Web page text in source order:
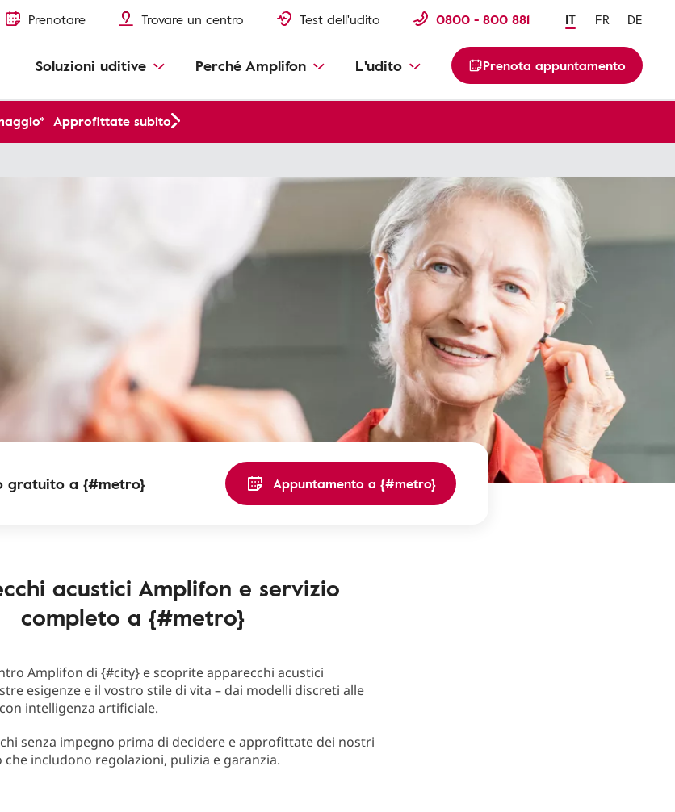
Prenotare Trovare un centro Test dell'udito 0800 - 800 881 IT FR DE
Soluzioni uditive Perché Amplifon L'udito Prenota appuntamento
Approfittate subito
gratuito a {#metro} Appuntamento a {#metro}
acustici Amplifon e servizio
completo a {#metro}
Amplifon di {#city} e scoprite apparecchi acustici
esigenze e il vostro stile di vita – dai modelli discreti alle
intelligenza artificiale.
senza impegno prima di decidere e approfittate dei nostri
che includono regolazioni, pulizia e garanzia.